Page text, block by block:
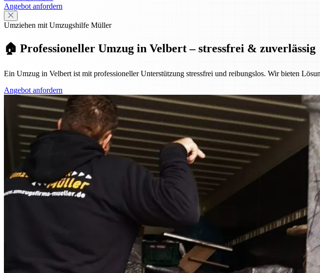
Angebot anfordern
Umziehen mit Umzugshilfe Müller
🏠 Professioneller Umzug in Velbert – stressfrei & zuverlässig
Ein Umzug in Velbert ist mit professioneller Unterstützung stressfrei und reibungslos. Wir bieten
Angebot anfordern